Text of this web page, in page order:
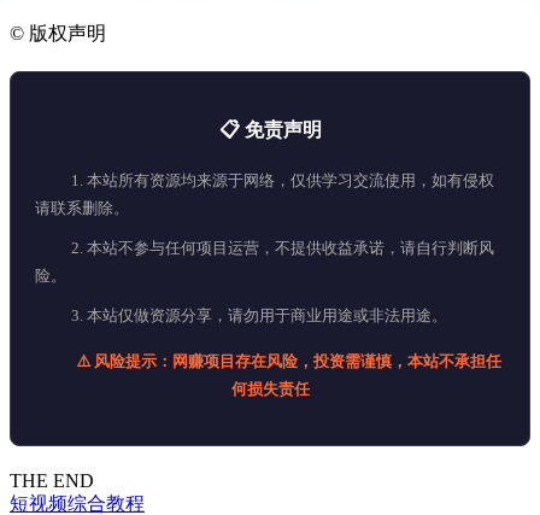
© 版权声明
📋 免责声明
1. 本站所有资源均来源于网络，仅供学习交流使用，如有侵权
请联系删除。
2. 本站不参与任何项目运营，不提供收益承诺，请自行判断风
险。
3. 本站仅做资源分享，请勿用于商业用途或非法用途。
⚠️ 风险提示：网赚项目存在风险，投资需谨慎，本站不承担任
何损失责任
THE END
短视频综合教程